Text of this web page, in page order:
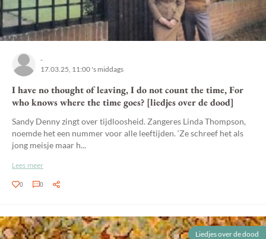
-
17.03.25, 11:00 's middags
I have no thought of leaving, I do not count the time, For
who knows where the time goes? [liedjes over de dood]
Sandy Denny zingt over tijdloosheid. Zangeres Linda Thompson,
noemde het een nummer voor alle leeftijden. ‘Ze schreef het als
jong meisje maar h...
Lees meer
0 0
Liedjes over de dood